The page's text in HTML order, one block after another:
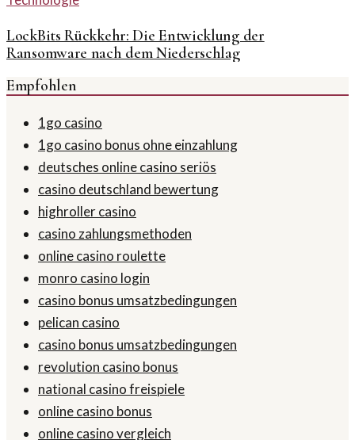
LockBits Rückkehr: Die Entwicklung der
Ransomware nach dem Niederschlag
Empfohlen
1go casino
1go casino bonus ohne einzahlung
deutsches online casino seriös
casino deutschland bewertung
highroller casino
casino zahlungsmethoden
online casino roulette
monro casino login
casino bonus umsatzbedingungen
pelican casino
casino bonus umsatzbedingungen
revolution casino bonus
national casino freispiele
online casino bonus
online casino vergleich